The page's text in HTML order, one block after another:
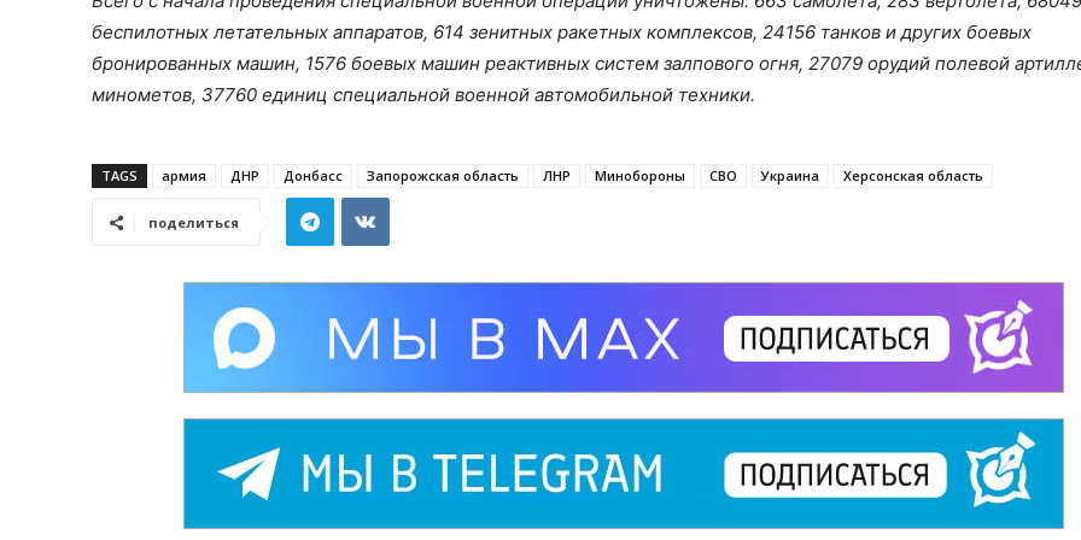
беспилотных летательных аппаратов, 614 зенитных ракетных комплексов, 24156 танков и других боевых
бронированных машин, 1576 боевых машин реактивных систем залпового огня, 27079 орудий полевой
минометов, 37760 единиц специальной военной автомобильной техники.
TAGS армия ДНР Донбасс Запорожская область ЛНР Минобороны СВО Украина Херсонская область
поделиться